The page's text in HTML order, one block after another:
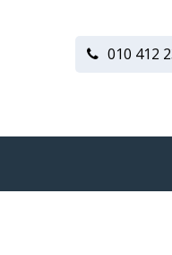
010 412